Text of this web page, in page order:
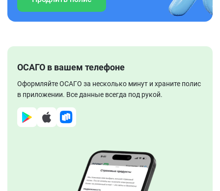
ОСАГО в вашем телефоне
Оформляйте ОСАГО за несколько минут и храните полис
в приложении. Все данные всегда под рукой.